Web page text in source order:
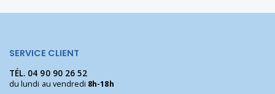
SERVICE CLIENT
TÉL. 04 90 90 26 52
du lundi au vendredi 8h-18h